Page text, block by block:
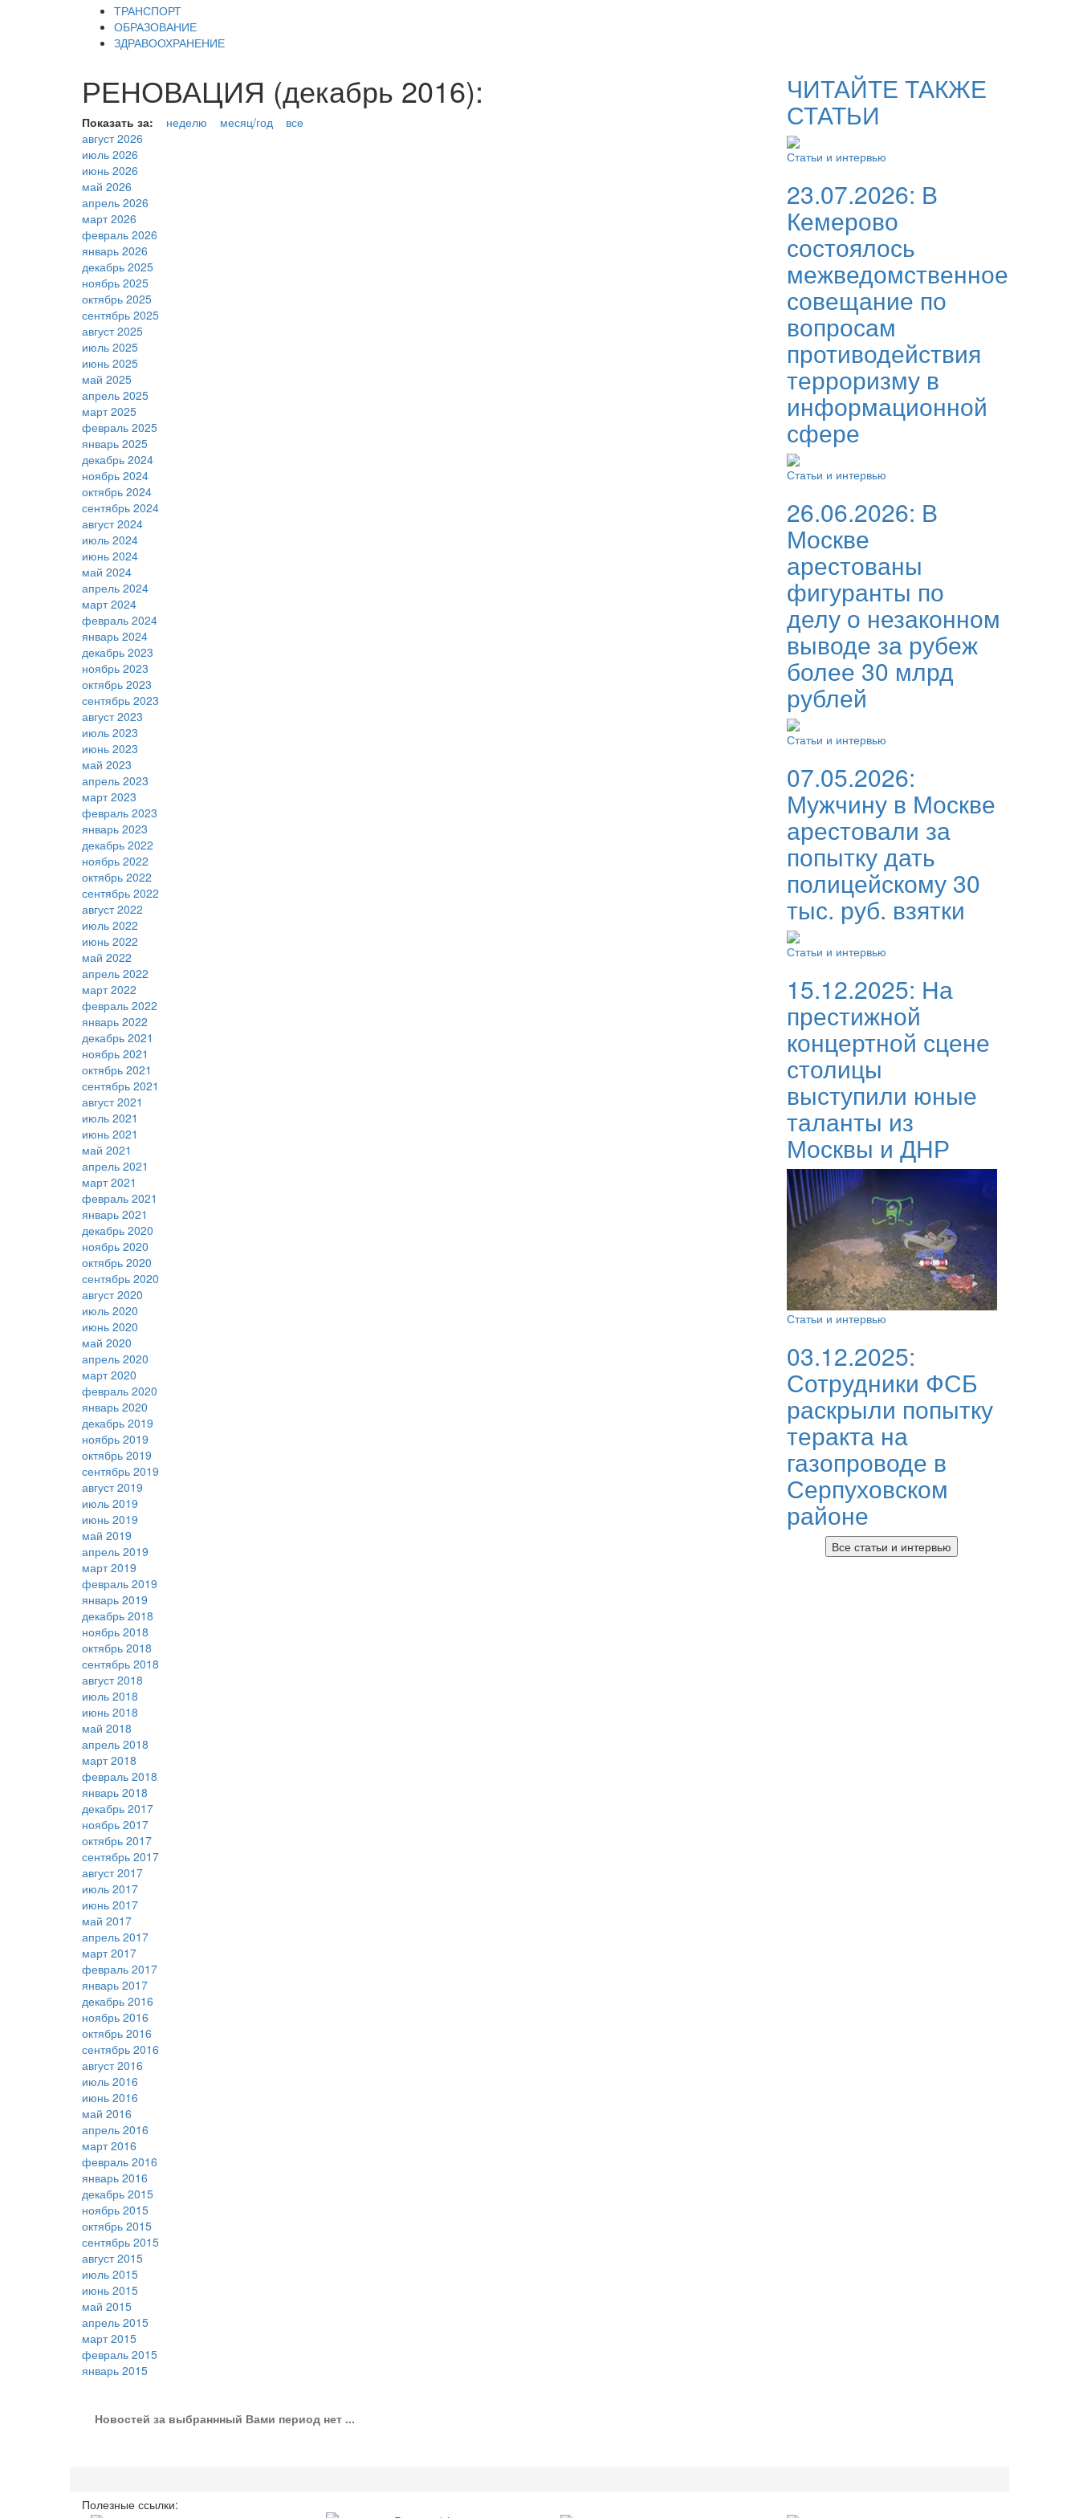
ТРАНСПОРТ
ОБРАЗОВАНИЕ
ЗДРАВООХРАНЕНИЕ
РЕНОВАЦИЯ (декабрь 2016):
Показать за: неделю месяц/год
все
август 2026
июль 2026
июнь 2026
май 2026
апрель 2026
март 2026
февраль 2026
январь 2026
декабрь 2025
ноябрь 2025
октябрь 2025
сентябрь 2025
август 2025
июль 2025
июнь 2025
май 2025
апрель 2025
март 2025
февраль 2025
январь 2025
декабрь 2024
ноябрь 2024
октябрь 2024
сентябрь 2024
август 2024
июль 2024
июнь 2024
май 2024
апрель 2024
март 2024
февраль 2024
январь 2024
декабрь 2023
ноябрь 2023
октябрь 2023
сентябрь 2023
август 2023
июль 2023
июнь 2023
май 2023
апрель 2023
март 2023
февраль 2023
январь 2023
декабрь 2022
ноябрь 2022
октябрь 2022
сентябрь 2022
август 2022
июль 2022
июнь 2022
май 2022
апрель 2022
март 2022
февраль 2022
январь 2022
декабрь 2021
ноябрь 2021
октябрь 2021
сентябрь 2021
август 2021
июль 2021
июнь 2021
май 2021
апрель 2021
март 2021
февраль 2021
январь 2021
декабрь 2020
ноябрь 2020
октябрь 2020
сентябрь 2020
август 2020
июль 2020
июнь 2020
май 2020
апрель 2020
март 2020
февраль 2020
январь 2020
декабрь 2019
ноябрь 2019
октябрь 2019
сентябрь 2019
август 2019
июль 2019
июнь 2019
май 2019
апрель 2019
март 2019
февраль 2019
январь 2019
декабрь 2018
ноябрь 2018
октябрь 2018
сентябрь 2018
август 2018
июль 2018
июнь 2018
май 2018
апрель 2018
март 2018
февраль 2018
январь 2018
декабрь 2017
ноябрь 2017
октябрь 2017
сентябрь 2017
август 2017
июль 2017
июнь 2017
май 2017
апрель 2017
март 2017
февраль 2017
январь 2017
декабрь 2016
ноябрь 2016
октябрь 2016
сентябрь 2016
август 2016
июль 2016
июнь 2016
май 2016
апрель 2016
март 2016
февраль 2016
январь 2016
декабрь 2015
ноябрь 2015
октябрь 2015
сентябрь 2015
август 2015
июль 2015
июнь 2015
май 2015
апрель 2015
март 2015
февраль 2015
январь 2015
Новостей за выбраннный Вами период нет ...
ЧИТАЙТЕ ТАКЖЕ
СТАТЬИ
Статьи и интервью
23.07.2026: В
Кемерово
состоялось
межведомственное
совещание по
вопросам
противодействия
терроризму в
информационной
сфере
Статьи и интервью
26.06.2026: В
Москве
арестованы
фигуранты по
делу о незаконном
выводе за рубеж
более 30 млрд
рублей
Статьи и интервью
07.05.2026:
Мужчину в Москве
арестовали за
попытку дать
полицейскому 30
тыс. руб. взятки
Статьи и интервью
15.12.2025: На
престижной
концертной сцене
столицы
выступили юные
таланты из
Москвы и ДНР
Статьи и интервью
03.12.2025:
Сотрудники ФСБ
раскрыли попытку
теракта на
газопроводе в
Серпуховском
районе
Все статьи и интервью
Полезные ссылки: